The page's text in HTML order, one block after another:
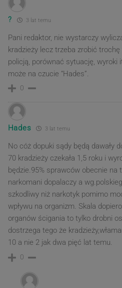
? 3 lat temu
Pani redaktor, nie wystarczy
kradzieży lecz trzeba zrobić
policją, porównać sytuację, wyroki
może na czucie “Hades”.
0
Hades 3 lat temu
No cóż dopuki sądy będą dawały
70 kradzieży czekała 1,5 roku i
będzie.95% sprawców obecnie na
narkomani dopalaczy a
szkodliwy niż narkotyk pomimo
wpływu na organizm. Skala
organów ścigania to tylko drobni
dostrzega tego że
10 a nie 2 jak dwa pięć lat temu.
0